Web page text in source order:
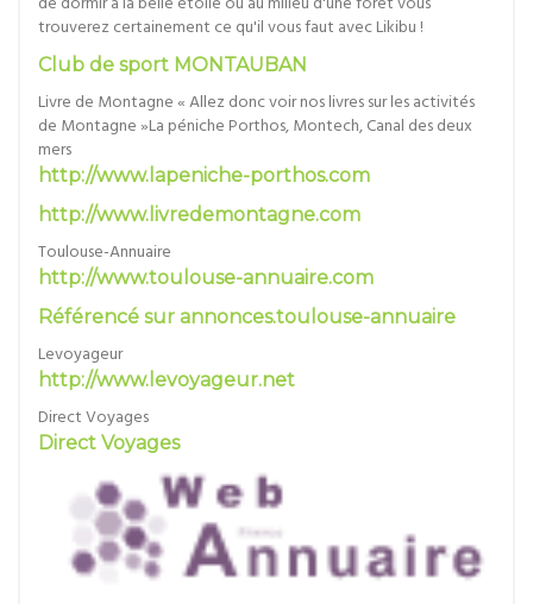
trouverez certainement ce qu'il vous faut avec Likibu !
Club de sport MONTAUBAN
Livre de Montagne « Allez donc voir nos livres sur les activités
de Montagne »La péniche Porthos, Montech, Canal des deux
mers
http://www.lapeniche-porthos.com
http://www.livredemontagne.com
Toulouse-Annuaire
http://www.toulouse-annuaire.com
Référencé sur annonces.toulouse-annuaire
Levoyageur
http://www.levoyageur.net
Direct Voyages
Direct Voyages